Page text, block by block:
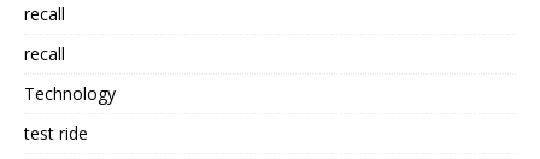
recall
recall
Technology
test ride